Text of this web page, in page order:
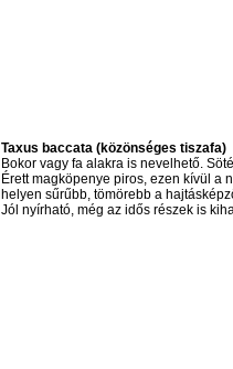
Taxus baccata (közönséges tiszafa)
Bokor vagy fa alakra is nevelhető.
Érett magköpenye piros, ezen kívül a
helyen sűrűbb, tömörebb a
Jól nyírható, még az idős részek is